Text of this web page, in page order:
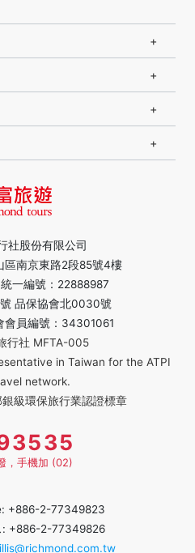
社股份有限公司
區南京東路2段85號4樓
一編號：22888987
品保協會北0030號
會員編號：34301061
行社 MFTA-005
in Taiwan for the ATPI
network.
級環保旅行業認證標章
，手機加 (02)
+886-2-77349823
: +886-2-77349826